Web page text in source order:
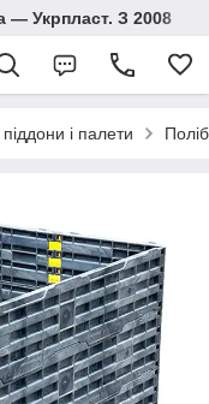
— Укрпласт. З 2008
і палети